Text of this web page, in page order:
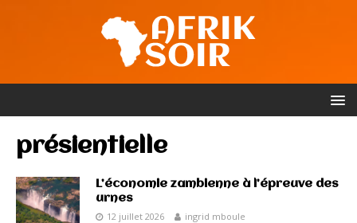
présientielle
L’économie zambienne à l’épreuve des
urnes
12 juillet 2026 ingrid mboule